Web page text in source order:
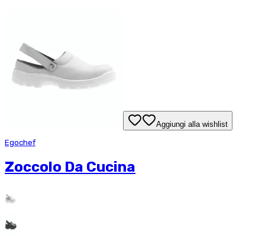
Aggiungi alla wishlist
Egochef
Zoccolo Da Cucina